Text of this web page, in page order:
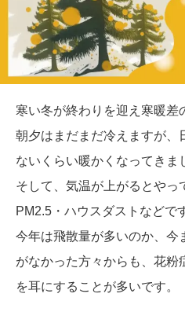
寒い冬が終わりを迎え寒暖差
朝夕はまだまだ冷えますが、
ないくらい暖かくなってきま
そして、気温が上がるとやっ
PM2.5・ハウスダストなどで
今年は飛散量が多いのか、今
がなかった方々からも、花粉
を耳にすることが多いです。